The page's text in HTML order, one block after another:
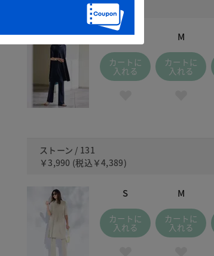
(税込￥4,389
S
カートに
入れる
M
カートに
入れる
ストーン / 131
￥3,990 (税込 ￥4,389)
S
カートに
入れる
M
カートに
入れる